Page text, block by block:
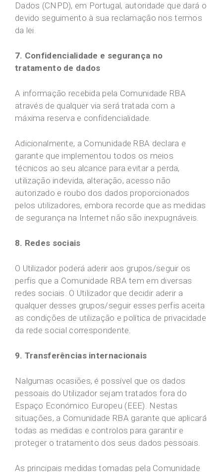
Dados (CNPD), em Portugal, autoridade que dará o
devido seguimento à sua reclamação nos termos
da lei.
7. Confidencialidade e segurança no
tratamento de dados
A informação recebida pela Comunidade RBA
através de qualquer via será tratada com a
máxima reserva e confidencialidade.
Adicionalmente, a Comunidade RBA declara e
garante que implementou todos os meios
técnicos ao seu alcance para evitar a perda,
utilização indevida, alteração, acesso não
autorizado e roubo dos dados proporcionados
pelos utilizadores, embora recorde que as medidas
de segurança na Internet não são inexpugnáveis.
8. Redes sociais
O Utilizador poderá aderir aos grupos/seguir os
perfis que a Comunidade RBA tem em diversas
redes sociais. O Utilizador que decidir aderir a
qualquer desses grupos/seguir esses perfis aceita
as condições de utilização e política de privacidade
da rede social correspondente.
9. Transferências internacionais
Nalgumas ocasiões, é possível que os dados
pessoais do Utilizador sejam tratados fora do
Espaço Económico Europeu (EEE). Nestas
situações, a Comunidade RBA garante que aplicará
todas as medidas e controlos para garantir e
proteger o tratamento dos seus dados pessoais.
As principais medidas tomadas pela Comunidade